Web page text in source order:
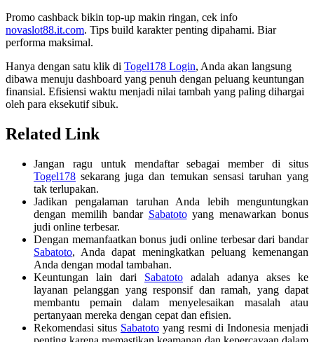
Promo cashback bikin top-up makin ringan, cek info
novaslot88.it.com. Tips build karakter penting dipahami. Biar
performa maksimal.
Hanya dengan satu klik di Togel178 Login, Anda akan langsung
dibawa menuju dashboard yang penuh dengan peluang keuntungan
finansial. Efisiensi waktu menjadi nilai tambah yang paling dihargai
oleh para eksekutif sibuk.
Related Link
Jangan ragu untuk mendaftar sebagai member di situs
Togel178 sekarang juga dan temukan sensasi taruhan yang
tak terlupakan.
Jadikan pengalaman taruhan Anda lebih menguntungkan
dengan memilih bandar Sabatotoyang menawarkan bonus
judi online terbesar.
Dengan memanfaatkan bonus judi online terbesar dari bandar
Sabatoto, Anda dapat meningkatkan peluang kemenangan
Anda dengan modal tambahan.
Keuntungan lain dari Sabatoto adalah adanya akses ke
layanan pelanggan yang responsif dan ramah, yang dapat
membantu pemain dalam menyelesaikan masalah atau
pertanyaan mereka dengan cepat dan efisien.
Rekomendasi situs Sabatoto yang resmi di Indonesia menjadi